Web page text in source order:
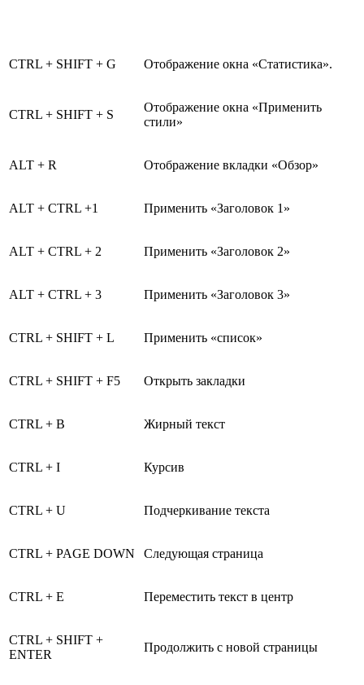
CTRL + SHIFT + G Отображение окна «Статистика».
CTRL + SHIFT + S
Отображение окна «Применить
стили»
ALT + R Отображение вкладки «Обзор»
ALT + CTRL +1 Применить «Заголовок 1»
ALT + CTRL + 2 Применить «Заголовок 2»
ALT + CTRL + 3 Применить «Заголовок 3»
CTRL + SHIFT + L Применить «список»
CTRL + SHIFT + F5 Открыть закладки
CTRL + B Жирный текст
CTRL + I Курсив
CTRL + U Подчеркивание текста
CTRL + PAGE DOWN Следующая страница
CTRL + E Переместить текст в центр
CTRL + SHIFT +
ENTER
Продолжить с новой страницы